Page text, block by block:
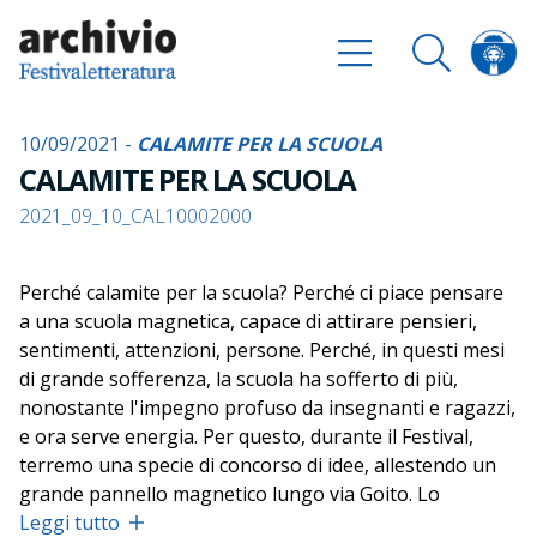
10/09/2021 - CALAMITE PER LA SCUOLA
CALAMITE PER LA SCUOLA
2021_09_10_CAL10002000
Perché calamite per la scuola? Perché ci piace pensare
a una scuola magnetica, capace di attirare pensieri,
sentimenti, attenzioni, persone. Perché, in questi mesi
di grande sofferenza, la scuola ha sofferto di più,
nonostante l'impegno profuso da insegnanti e ragazzi,
e ora serve energia. Per questo, durante il Festival,
terremo una specie di concorso di idee, allestendo un
grande pannello magnetico lungo via Goito. Lo
immaginiamo come un'azione partecipata: ci saranno
Leggi tutto